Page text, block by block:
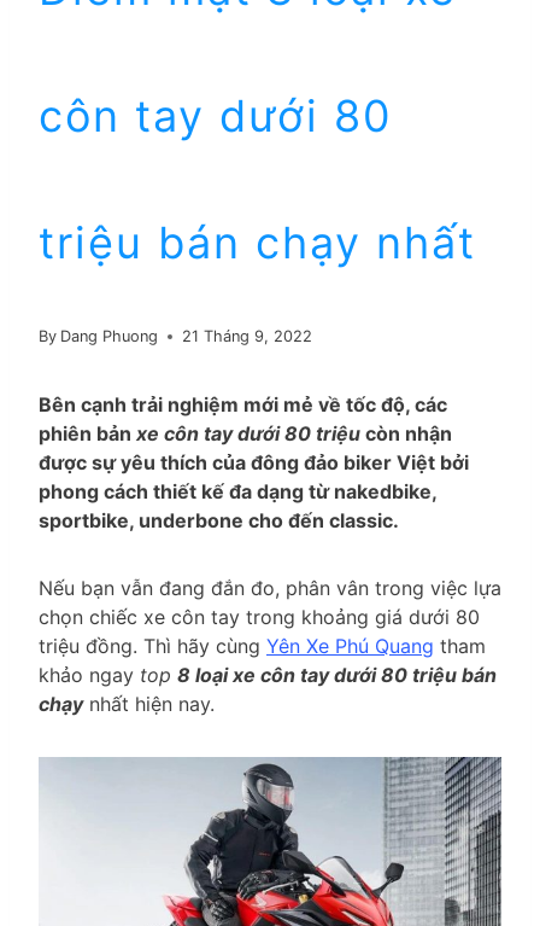
côn tay dưới 80
triệu bán chạy nhất
By Dang Phuong 21 Tháng 9, 2022
Bên cạnh trải nghiệm mới mẻ về tốc độ, các
phiên bản xe côn tay dưới 80 triệu còn nhận
được sự yêu thích của đông đảo biker Việt bởi
phong cách thiết kế đa dạng từ nakedbike,
sportbike, underbone cho đến classic.
Nếu bạn vẫn đang đắn đo, phân vân trong việc lựa
chọn chiếc xe côn tay trong khoảng giá dưới 80
triệu đồng. Thì hãy cùng Yên Xe Phú Quang tham
khảo ngay top 8 loại xe côn tay dưới 80 triệu bán
chạy nhất hiện nay.